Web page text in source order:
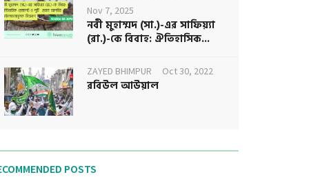
Nov 7, 2025
নবী মুহাম্মদ (সা.)-এর সাফিয়্যা
(রা.)-কে বিবাহ: ঐতিহাসিক...
ZAYED BHIMPUR Oct 30, 2022
রবিউল আউয়াল
POSTS